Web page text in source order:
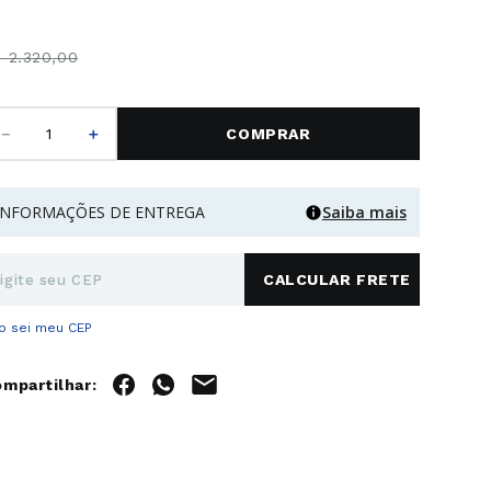
2.320,00
＋ COMPRAR
DE ENTREGA Saiba mais
sei meu CEP